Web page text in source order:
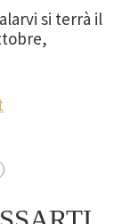
si terrà il